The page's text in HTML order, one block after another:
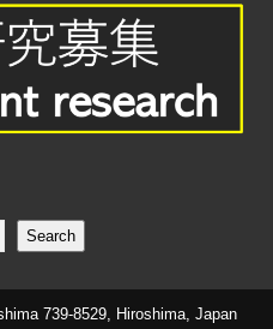
Search
739-8529, Hiroshima, Japan